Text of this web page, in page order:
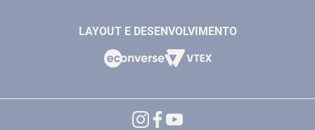
LAYOUT E DESENVOLVIMENTO